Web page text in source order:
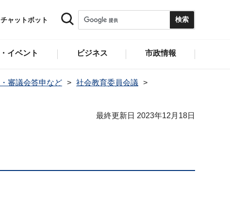
チャットボット
イベント ビジネス 市政情報
審議会答申など
社会教育委員会議
最終更新日 2023年12月18日